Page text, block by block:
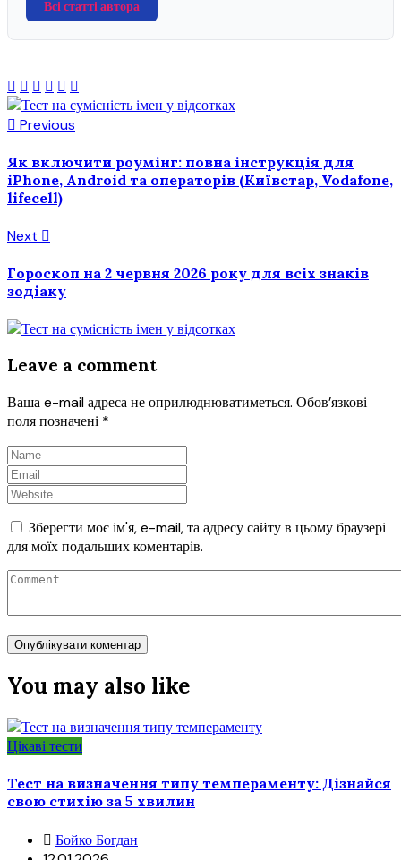
Всі статті автора
Previous
Як включити роумінг: повна інструкція для
iPhone, Android та операторів (Київстар, Vodafone,
lifecell)
Next
Гороскоп на 2 червня 2026 року для всіх знаків
зодіаку
Leave a comment
Ваша e-mail адреса не оприлюднюватиметься. Обов’язкові
поля позначені *
Зберегти моє ім'я, e-mail, та адресу сайту в цьому браузері
для моїх подальших коментарів.
You may also like
Цікаві тести
Тест на визначення типу темпераменту: Дізнайся
свою стихію за 5 хвилин
Бойко Богдан